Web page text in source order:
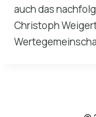
auch das
Christoph